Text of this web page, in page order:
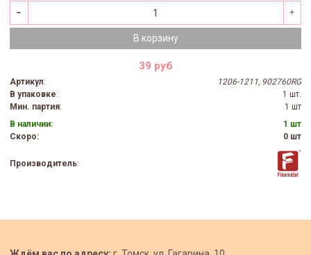
В корзину
39 руб
Артикул:
1206-1211, 902760RG
В упаковке:
1 шт.
Мин. партия:
1 шт
В наличии:
1 шт
Скоро:
0 шт
Производитель: